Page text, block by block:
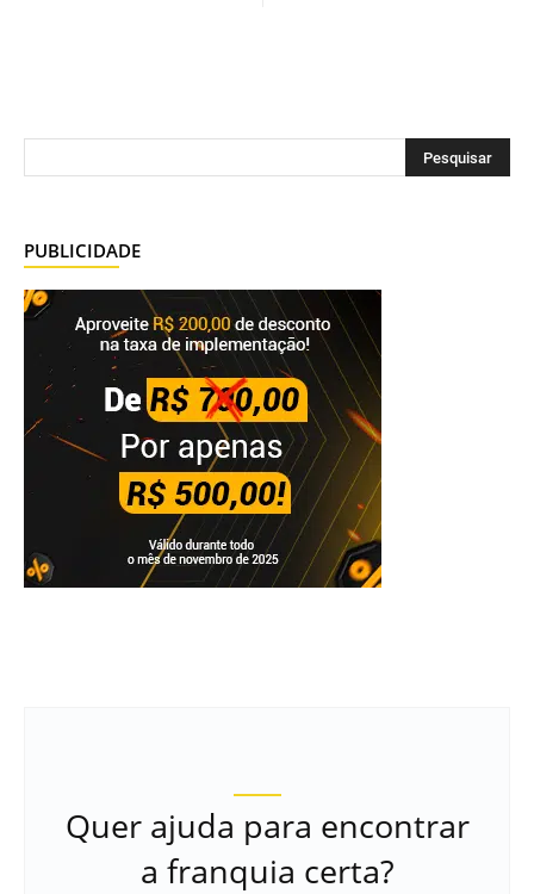
PUBLICIDADE
Quer ajuda para encontrar
a franquia certa?